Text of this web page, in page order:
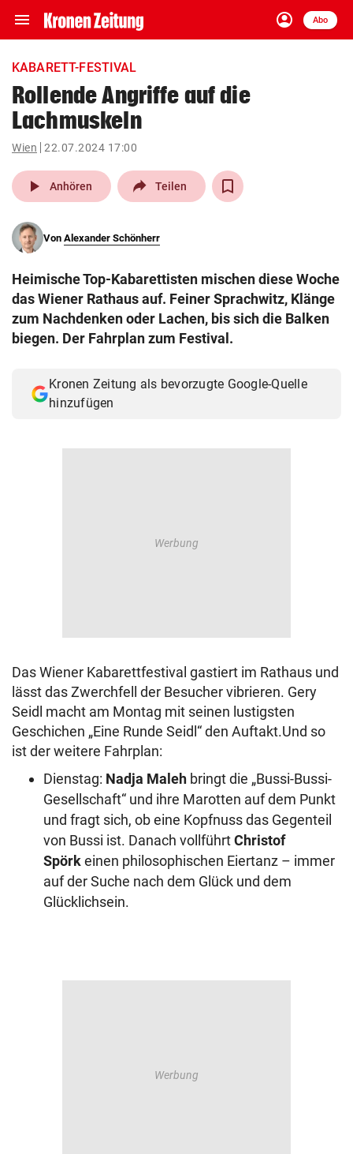
menu Navigation
ein-/ausklappen
account_circle
Anmelden
Abo
close Schließen
account_circle Anmelden
pin_drop
Wien arrow_right
search
eingeben
Muthgasse 2, 1190 Wien
KABARETT-FESTIVAL
Rollende Angriffe auf die
Lachmuskeln
Wien 22.07.2024 17:00
play_arrow Anhören Teilen
Von Alexander Schönherr
Heimische Top-Kabarettisten mischen diese Woche
das Wiener Rathaus auf. Feiner Sprachwitz, Klänge
zum Nachdenken oder Lachen, bis sich die Balken
biegen. Der Fahrplan zum Festival.
Kronen Zeitung als bevorzugte Google-Quelle
hinzufügen
Das Wiener Kabarettfestival gastiert im Rathaus und
lässt das Zwerchfell der Besucher vibrieren. Gery
Seidl macht am Montag mit seinen lustigsten
Geschichen „Eine Runde Seidl“ den Auftakt.Und so
ist der weitere Fahrplan:
Dienstag: Nadja Maleh bringt die „Bussi-Bussi-
Gesellschaft“ und ihre Marotten auf dem Punkt
und fragt sich, ob eine Kopfnuss das Gegenteil
von Bussi ist. Danach vollführtChristof
Spörkeinen philosophischen Eiertanz – immer
auf der Suche nach dem Glück und dem
Glücklichsein.